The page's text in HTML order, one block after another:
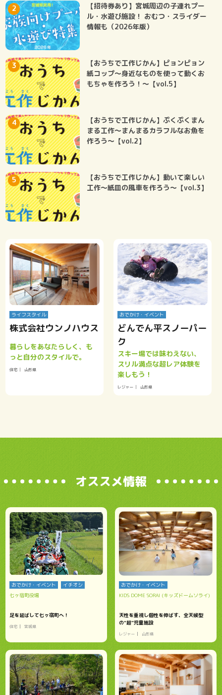
【招待券あり】宮城周辺の子連れプー
ル・水遊び施設！ おむつ・スライダー
情報も（2026年版）
【おうちで工作じかん】ピョンピョン
紙コップ～身近なものを使って動くお
もちゃを作ろう！～【vol.5】
【おうちで工作じかん】ぷくぷくまん
まる工作～まんまるカラフルなお魚を
作ろう～【vol.2】
【おうちで工作じかん】動いて楽しい
工作～紙皿の風車を作ろう～【vol.3】
ライフスタイル
株式会社ウンノハウス
暮らしをあなたらしく、も
っと自分のスタイルで。
住宅 山形県
おでかけ・イベント
どんでん平スノーパー
ク
スキー場では味わえない、
スリル満点な超レア体験を
楽しもう！
レジャー 山形県
オススメ情報
おでかけ・イベント
イチオシ
七ヶ宿町役場
足を延ばして七ヶ宿町へ！
住宅 宮城県
おでかけ・イベント
KIDS DOME SORAI (キッズドームソライ)
天性を重視し個性を伸ばす、全天候型
の“超”児童施設
レジャー 山形県